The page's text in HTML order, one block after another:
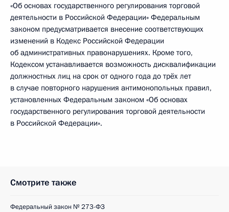
«Об основах государственного регулирования торговой
деятельности в Российской Федерации» Федеральным
законом предусматривается внесение соответствующих
изменений в Кодекс Российской Федерации
об административных правонарушениях. Кроме того,
Кодексом устанавливается возможность дисквалификации
должностных лиц на срок от одного года до трёх лет
в случае повторного нарушения антимонопольных правил,
установленных Федеральным законом «Об основах
государственного регулирования торговой деятельности
в Российской Федерации».
Смотрите также
Федеральный закон № 273-ФЗ